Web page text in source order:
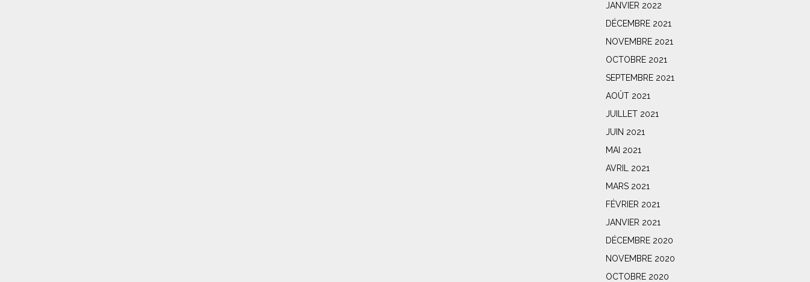
JANVIER 2022
DÉCEMBRE 2021
NOVEMBRE 2021
OCTOBRE 2021
SEPTEMBRE 2021
AOÛT 2021
JUILLET 2021
JUIN 2021
MAI 2021
AVRIL 2021
MARS 2021
FÉVRIER 2021
JANVIER 2021
DÉCEMBRE 2020
NOVEMBRE 2020
OCTOBRE 2020